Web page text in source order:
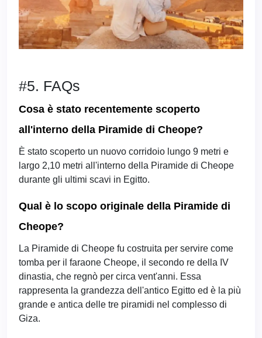
#5. FAQs
Cosa è stato recentemente scoperto
all'interno della Piramide di Cheope?
È stato scoperto un nuovo corridoio lungo 9 metri e
largo 2,10 metri all'interno della Piramide di Cheope
durante gli ultimi scavi in Egitto.
Qual è lo scopo originale della Piramide di
Cheope?
La Piramide di Cheope fu costruita per servire come
tomba per il faraone Cheope, il secondo re della IV
dinastia, che regnò per circa vent'anni. Essa
rappresenta la grandezza dell'antico Egitto ed è la più
grande e antica delle tre piramidi nel complesso di
Giza.